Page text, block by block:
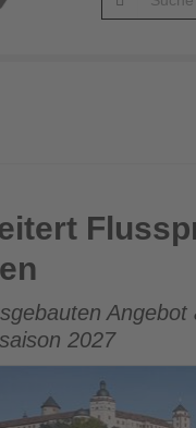
2027 um
2027